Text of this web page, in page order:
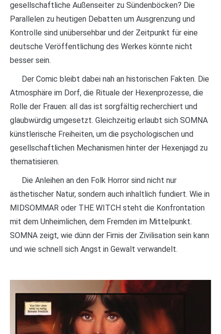
gesellschaftliche Außenseiter zu Sündenböcken? Die
Parallelen zu heutigen Debatten um Ausgrenzung und
Kontrolle sind unübersehbar und der Zeitpunkt für eine
deutsche Veröffentlichung des Werkes könnte nicht
besser sein.
Der Comic bleibt dabei nah an historischen Fakten. Die
Atmosphäre im Dorf, die Rituale der Hexenprozesse, die
Rolle der Frauen: all das ist sorgfältig recherchiert und
glaubwürdig umgesetzt. Gleichzeitig erlaubt sich SOMNA
künstlerische Freiheiten, um die psychologischen und
gesellschaftlichen Mechanismen hinter der Hexenjagd zu
thematisieren.
Die Anleihen an den Folk Horror sind nicht nur
ästhetischer Natur, sondern auch inhaltlich fundiert. Wie in
MIDSOMMAR oder THE WITCH steht die Konfrontation
mit dem Unheimlichen, dem Fremden im Mittelpunkt.
SOMNA zeigt, wie dünn der Firnis der Zivilisation sein kann
und wie schnell sich Angst in Gewalt verwandelt.